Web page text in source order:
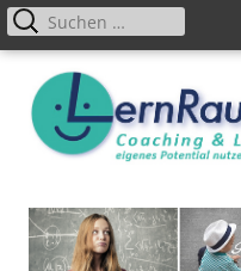
content
Primary
Menu
Suchen
nach: